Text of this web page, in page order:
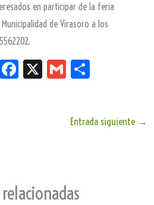
en participar de la feria
de Virasoro a los
W
Fa
X
G
Entrada siguiente →